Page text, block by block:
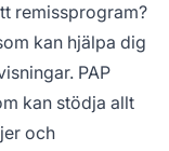
remissprogram?
kan hjälpa dig
PAP
kan stödja allt
och